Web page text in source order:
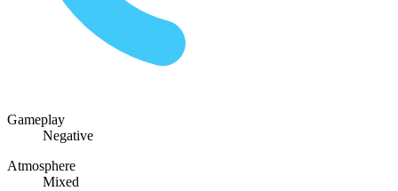
Gameplay
Negative
Atmosphere
Mixed